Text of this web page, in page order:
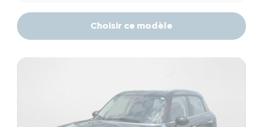
Choisir ce modèle